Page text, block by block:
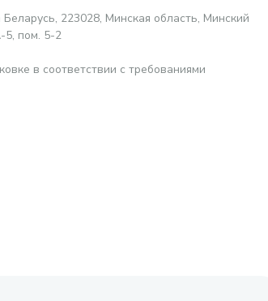
223028, Минская область, Минский
5, пом. 5-2
в соответствии с требованиями